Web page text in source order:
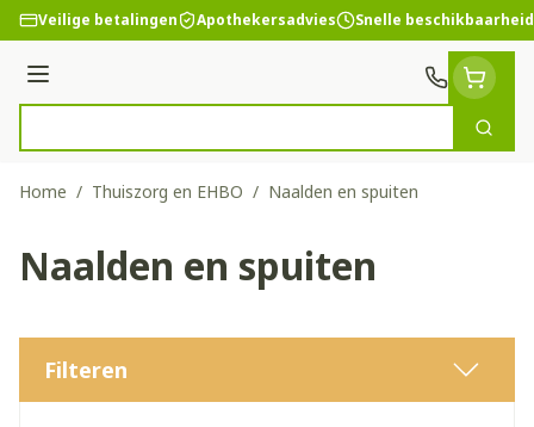
Ga naar de inhoud
Veilige betalingen Apothekersadvies Snelle beschikbaarheid
Menu
Zoek
Home / Thuiszorg en EHBO / Naalden en spuiten
Naalden en spuiten
Filteren